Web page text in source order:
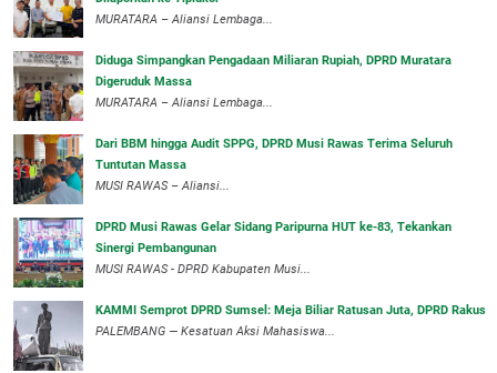
‎MURATARA – Aliansi Lembaga...
Diduga Simpangkan Pengadaan Miliaran Rupiah, DPRD Muratara
Digeruduk Massa
‎MURATARA – Aliansi Lembaga...
Dari BBM hingga Audit SPPG, DPRD Musi Rawas Terima Seluruh
Tuntutan Massa
MUSI RAWAS – Aliansi...
DPRD Musi Rawas Gelar Sidang Paripurna HUT ke-83, Tekankan
Sinergi Pembangunan
MUSI RAWAS - DPRD Kabupaten Musi...
KAMMI Semprot DPRD Sumsel: Meja Biliar Ratusan Juta, DPRD Rakus
PALEMBANG — Kesatuan Aksi Mahasiswa...